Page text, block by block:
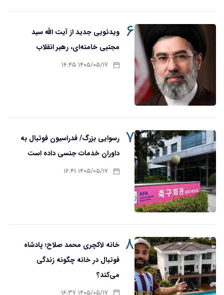
۶ ویدئویی جدید از آیت الله سید
مجتبی خامنه‌ای، رهبر انقلاب
۱۴۰۵/۰۵/۱۷ ۱۶:۴۵
۷ رسوایی بزرگ/ فدراسیون فوتبال به
داوران خدمات جنسی داده است
۱۴۰۵/۰۵/۱۷ ۱۶:۴۱
۸ خانه لاکچری محمد صلاح؛ پادشاه
فوتبال در خانه چگونه زندگی
می‌کند؟
۱۴۰۵/۰۵/۱۷ ۱۶:۳۷